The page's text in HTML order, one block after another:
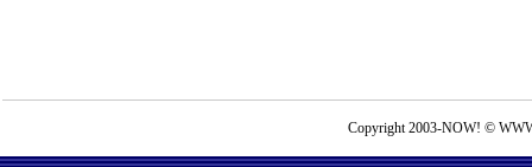
Copyright 2003-NOW! ©